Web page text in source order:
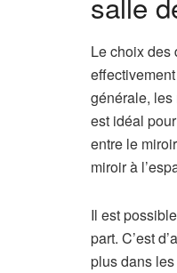
Le choix des
générale,
est idéal
entre le
miroir à
Il est
part. C’est
plus dans